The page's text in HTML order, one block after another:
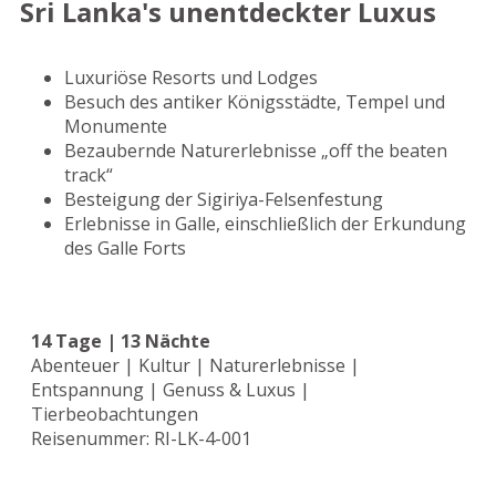
Sri Lanka's unentdeckter Luxus
Luxuriöse Resorts und Lodges
Besuch des antiker Königsstädte, Tempel und
Monumente
Bezaubernde Naturerlebnisse „off the beaten
track“
Besteigung der Sigiriya-Felsenfestung
Erlebnisse in Galle, einschließlich der Erkundung
des Galle Forts
14 Tage | 13 Nächte
Abenteuer | Kultur | Naturerlebnisse |
Entspannung | Genuss & Luxus |
Tierbeobachtungen
Reisenummer: RI-LK-4-001